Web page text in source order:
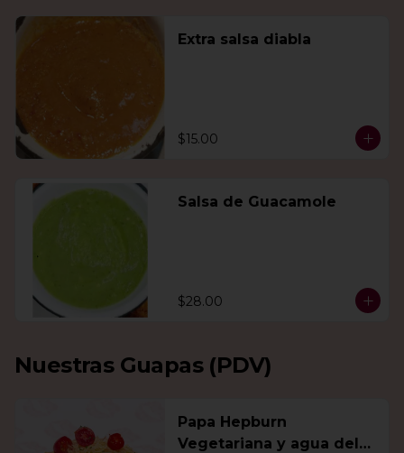
Extra salsa diabla
$15.00
Salsa de Guacamole
$28.00
Nuestras Guapas (PDV)
Papa Hepburn
Vegetariana y agua del